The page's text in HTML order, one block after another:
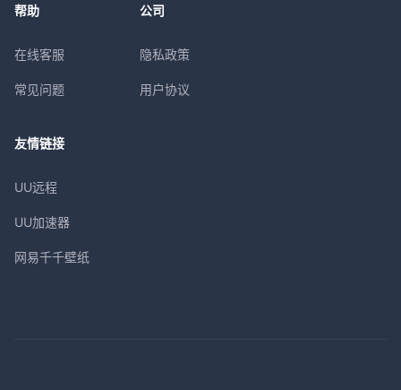
帮助
在线客服
常见问题
公司
隐私政策
用户协议
友情链接
UU远程
UU加速器
网易千千壁纸